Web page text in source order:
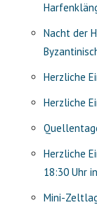
Nacht der
Herzliche
Herzliche
Herzliche
18:30 Uhr
Mini-